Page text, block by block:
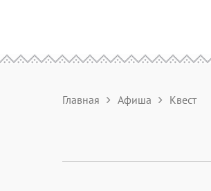
Главная Афиша Квест